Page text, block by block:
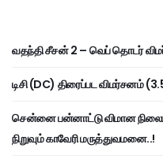
வதந்தி சீசன் 2 – வெப் தொடர்
டிசி (DC) திரைப்பட விமர்சனம்
சென்னை பன்னாட்டு விமான
நிறுவும் காவேரி மருத்துவமனை..!